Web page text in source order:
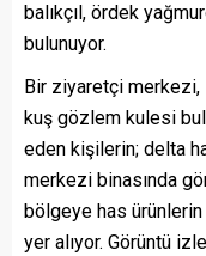
balıkçıl, ördek
bulunuyor.
Bir ziyaretçi
kuş gözlem kulesi
eden kişilerin; delta
merkezi binasında
bölgeye has ürünlerin
yer alıyor. Görüntü